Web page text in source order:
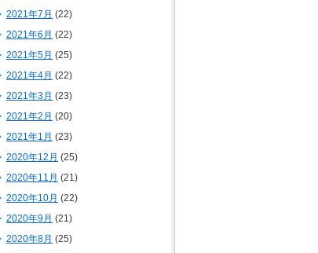
2021年7月 (22)
2021年6月 (22)
2021年5月 (25)
2021年4月 (22)
2021年3月 (23)
2021年2月 (20)
2021年1月 (23)
2020年12月 (25)
2020年11月 (21)
2020年10月 (22)
2020年9月 (21)
2020年8月 (25)